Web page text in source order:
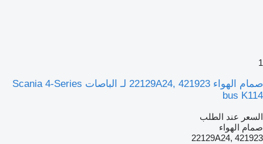
1
صمام الهواء 22129A24, 421923 لـ الباصات Scania 4-Series
bus K114
السعر عند الطلب
صمام الهواء
22129A24, 421923